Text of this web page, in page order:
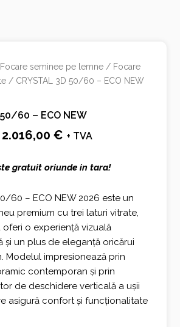
Focare seminee pe lemne / Focare
/ CRYSTAL 3D 50/60 – ECO NEW
50/60 – ECO NEW
Prețul
a
fost:
2.688,00 €.
2.016,00€ Prețul
este:
2.016,00 €.
+ TVA
gratuit oriunde in tara!
60 – ECO NEW 2026 este un
premium cu trei laturi vitrate,
o experiență vizuală
și un plus de eleganță oricărui
Modelul impresionează prin
contemporan și prin
de deschidere verticală a ușii
asigură confort și funcționalitate